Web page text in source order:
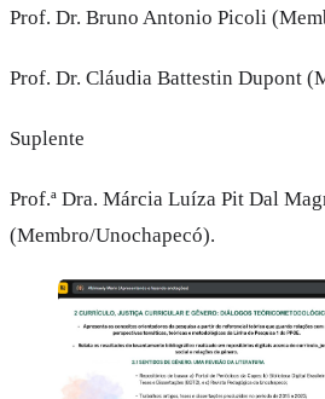
Prof. Dr. Bruno Antonio Picoli
Prof. Dr. Cláudia Battestin Dupont
Suplente
Prof.ª Dra. Márcia Luíza Pit Dal
(Membro/Unochapecó).